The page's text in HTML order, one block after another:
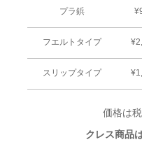
プラ鋲
フエルトタイプ
スリップタイプ
価格は
クレス商品